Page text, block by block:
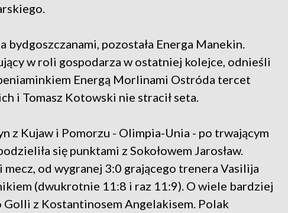
bydgoszczanami, pozostała Energa Manekin.
w roli gospodarza w ostatniej kolejce, odnieśli
Energą Morlinami Ostróda tercet
i Tomasz Kotowski nie stracił seta.
z Kujaw i Pomorzu - Olimpia-Unia - po trwającym
się punktami z Sokołowem Jarosław.
od wygranej 3:0 grającego trenera Vasilija
(dwukrotnie 11:8 i raz 11:9). O wiele bardziej
z Kostantinosem Angelakisem. Polak